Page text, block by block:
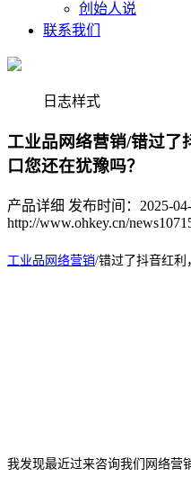
创始人说
联系我们
日志样式
工业品网络营销/错过
口您还在犹豫吗？
产品详细 发布时间：2025-
http://www.ohkey.cn/
工业品网络营销/错过了抖音红利
我发现最近过来咨询我们网络营